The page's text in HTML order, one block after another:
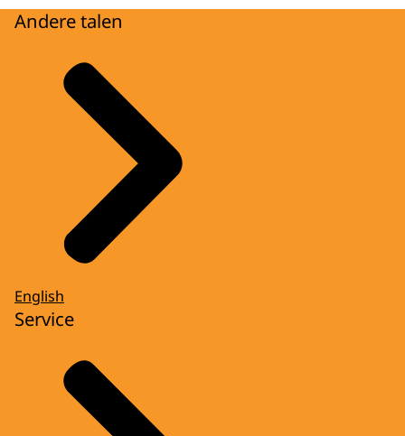
Andere talen
English
Service